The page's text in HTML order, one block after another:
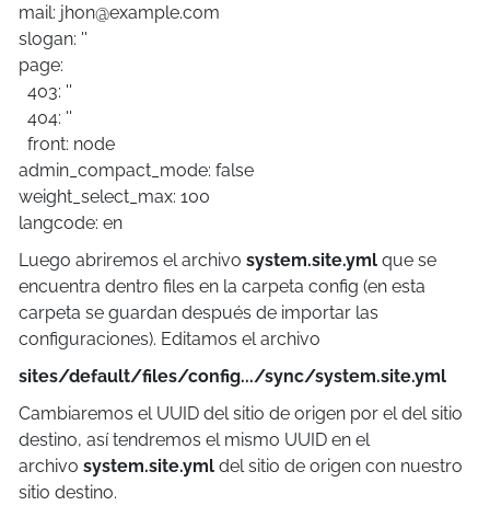
mail: jhon@example.com
slogan: ''
page:
403: ''
404: ''
front: node
admin_compact_mode: false
weight_select_max: 100
langcode: en
Luego abriremos el archivo system.site.yml que se
encuentra dentro files en la carpeta config (en esta
carpeta se guardan después de importar las
configuraciones). Editamos el archivo
sites/default/files/config.../sync/system.site.yml
Cambiaremos el UUID del sitio de origen por el del sitio
destino, así tendremos el mismo UUID en el
archivo system.site.yml del sitio de origen con nuestro
sitio destino.